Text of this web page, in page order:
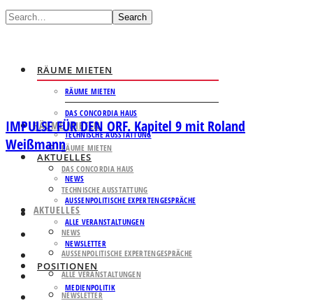
Search
RÄUME MIETEN
RÄUME MIETEN
DAS CONCORDIA HAUS
TECHNISCHE AUSSTATTUNG
AKTUELLES
NEWS
AUSSENPOLITISCHE EXPERTENGESPRÄCHE
ALLE VERANSTALTUNGEN
NEWSLETTER
POSITIONEN
MEDIENPOLITIK
RÄUME MIETEN
RÄUME MIETEN
DAS CONCORDIA HAUS
TECHNISCHE AUSSTATTUNG
AKTUELLES
NEWS
AUSSENPOLITISCHE EXPERTENGESPRÄCHE
ALLE VERANSTALTUNGEN
NEWSLETTER
IMPULSE FÜR DEN ORF. Kapitel 9 mit Roland
Weißmann